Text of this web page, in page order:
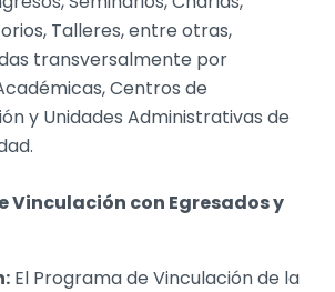
Talleres, entre otras,
transversalmente por
Centros de
y Unidades Administrativas de
Vinculación con Egresados y
El Programa de Vinculación de la